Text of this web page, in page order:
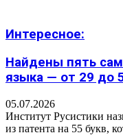
Интересное:
Найдены пять
языка — от 29 до
05.07.2026
Институт Русистики
из патента на 55 букв,